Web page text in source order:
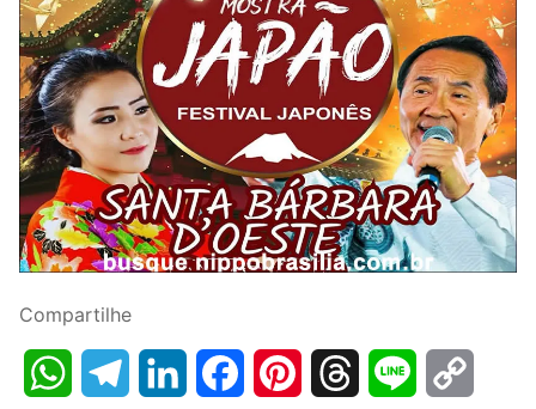
Compartilhe
WhatsAppTelegramLinkedInFacebookPinterestThreads Line